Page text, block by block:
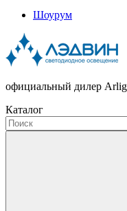
Шоурум
официальный дилер
Каталог